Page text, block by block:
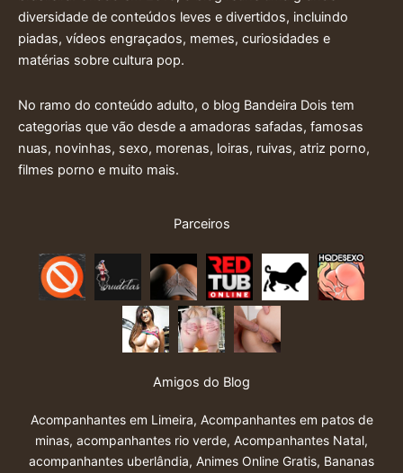
diversidade de conteúdos leves e divertidos, incluindo
piadas, vídeos engraçados, memes, curiosidades e
matérias sobre cultura pop.
No ramo do conteúdo adulto, o blog Bandeira Dois tem
categorias que vão desde a amadoras safadas, famosas
nuas, novinhas, sexo, morenas, loiras, ruivas, atriz porno,
filmes porno e muito mais.
Parceiros
Amigos do Blog
Acompanhantes em Limeira, Acompanhantes em patos de
minas, acompanhantes rio verde, Acompanhantes Natal,
acompanhantes uberlândia, Animes Online Gratis, Bananas